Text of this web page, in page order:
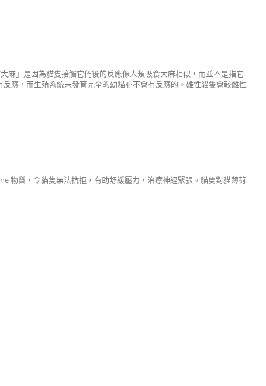
麻」是因為貓隻接觸它們後的反應像人類吸食大麻相似，而並不是指它
應，而生殖系統未發育完全的幼貓亦不會有反應的。雄性貓隻會較雌性
物質，令貓隻無法抗拒，有助舒緩壓力，治療神經緊張。貓隻對貓薄荷